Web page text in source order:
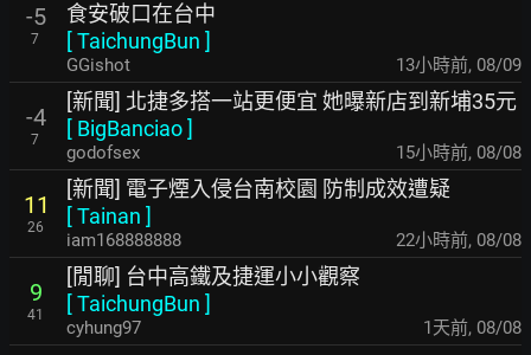
-5
7
食安破口在台中
[TaichungBun ]
GGishot 13小時前, 08/09
-4
7
[新聞] 北捷多搭一站更便宜 她曝新店到新埔35元
[ BigBanciao]
godofsex 15小時前, 08/08
11
26
[新聞] 電子煙入侵台南校園 防制成效遭疑
[Tainan ]
iam168888888 22小時前, 08/08
9
41
[閒聊] 台中高鐵及捷運小小觀察
[TaichungBun ]
cyhung97 1天前, 08/08